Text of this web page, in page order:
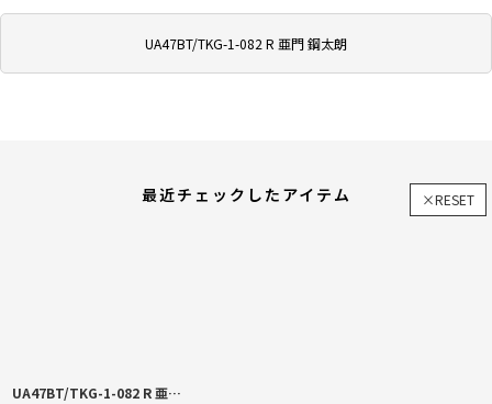
UA47BT/TKG-1-082 R 亜門 鋼太朗
最近チェックしたアイテム ×RESET
UA47BT/TKG-1-082 R 亜門 鋼太朗